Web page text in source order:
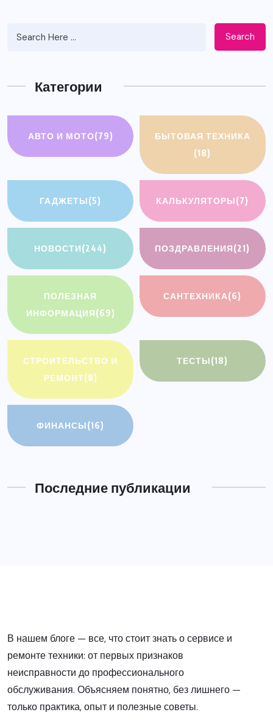
Search
Категории
АВТО И МОТО(79)
БЫТОВАЯ ТЕХНИКА
(18)
ГАДЖЕТЫ(5) КАЛЬКУЛЯТОРЫ(7)
НОВОСТИ(244) ПОЗДРАВЛЕНИЯ(21)
ПОЛЕЗНАЯ
ИНФОРМАЦИЯ(69)
САНТЕХНИКА(6)
СТРОИТЕЛЬСТВО И
РЕМОНТ(8)
ТЕСТЫ(18)
ФИНАНСЫ(16)
Последние публикации
В нашем блоге — все, что стоит знать о сервисе и
ремонте техники: от первых признаков
неисправности до профессионального
обслуживания. Объясняем понятно, без лишнего —
только практика, опыт и полезные советы.